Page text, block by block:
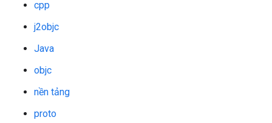
cpp
j2objc
Java
objc
nền tảng
proto